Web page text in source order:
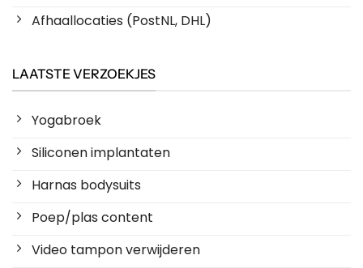
Afhaallocaties (PostNL, DHL)
LAATSTE VERZOEKJES
Yogabroek
Siliconen implantaten
Harnas bodysuits
Poep/plas content
Video tampon verwijderen